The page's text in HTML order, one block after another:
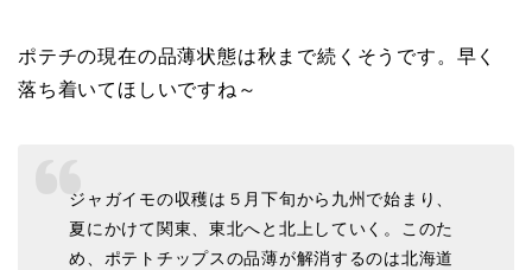
ポテチの現在の品薄状態は秋まで続くそうです。早く
落ち着いてほしいですね～
ジャガイモの収穫は５月下旬から九州で始まり、
夏にかけて関東、東北へと北上していく。このた
め、ポテトチップスの品薄が解消するのは北海道